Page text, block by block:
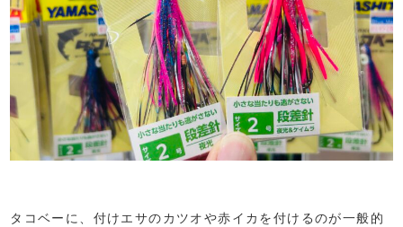
タコベーに、付けエサのカツオや赤イカを付けるのが一般的